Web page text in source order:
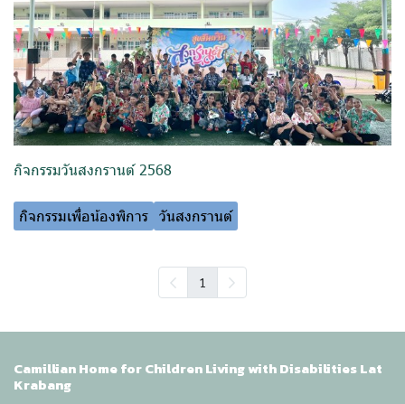
กิจกรรมวันสงกรานต์ 2568
กิจกรรมเพื่อน้องพิการ วันสงกรานต์
1
Camillian Home for Children Living with Disabilities Lat
Krabang